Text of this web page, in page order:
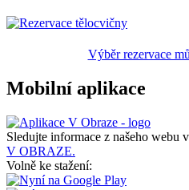
Výběr rezervace
Mobilní aplikace
Sledujte informace z našeho webu v
V OBRAZE.
Volně ke stažení: